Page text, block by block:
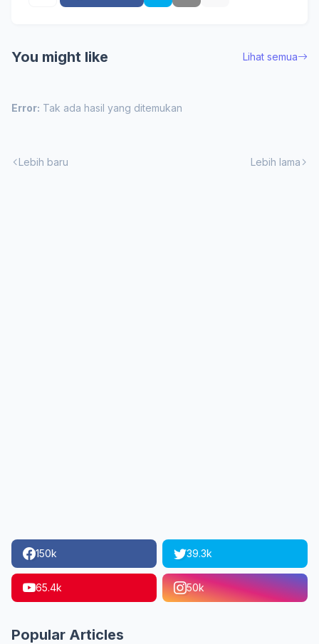
You might like Lihat semua
Error: Tak ada hasil yang ditemukan
Lebih baru Lebih lama
150k 39.3k
65.4k 50k
Popular Articles